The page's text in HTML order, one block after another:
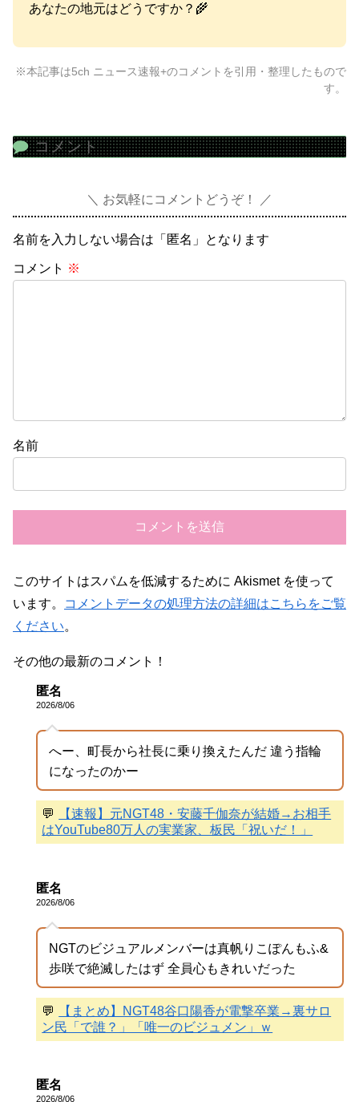
あなたの地元はどうですか？🌾
※本記事は5ch ニュース速報+のコメントを引用・整理したもので
す。
コメント
お気軽にコメントどうぞ！
名前を入力しない場合は「匿名」となります
コメント ※
名前
このサイトはスパムを低減するために Akismet を使って
います。
コメントデータの処理方法の詳細はこちらをご覧
ください。
その他の最新のコメント！
匿名
2026/8/06
へー、町長から社長に乗り換えたんだ 違う指輪
になったのかー
💬
【速報】元NGT48・安藤千伽奈が結婚→お相手
はYouTube80万人の実業家、板民「祝いだ！」
匿名
2026/8/06
NGTのビジュアルメンバーは真帆りこぽんもふ&
歩咲で絶滅したはず 全員心もきれいだった
💬
【まとめ】NGT48谷口陽香が電撃卒業→裏サロ
ン民「で誰？」「唯一のビジュメン」ｗ
匿名
2026/8/06